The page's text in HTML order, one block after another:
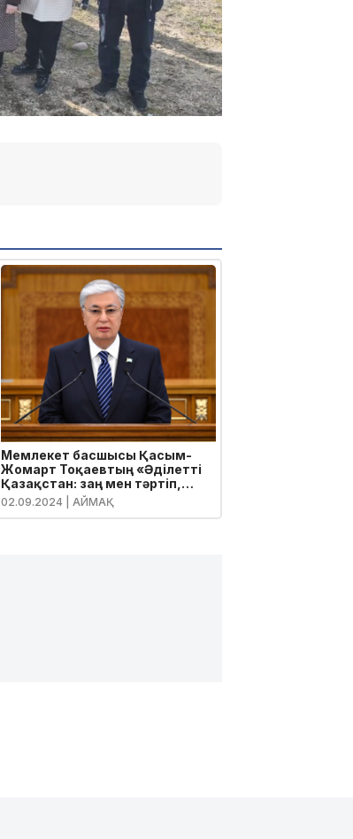
Мемлекет басшысы Қасым-
Жомарт Тоқаевтың «Әділетті
Қазақстан: заң мен тәртіп,
экономикалық өсім, қоғамдық
оптимизм» атты Қазақстан
02.09.2024 | АЙМАҚ